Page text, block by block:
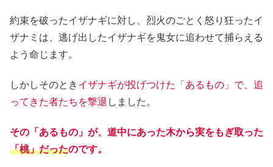
約束を破ったイザナギに対し、烈火のごとく怒り狂ったイ
ザナミは、逃げ出したイザナギを鬼女に追わせて捕らえる
よう命じます。
しかしそのとき イザナギが投げつけた「あるもの」で、追
ってきた者たちを撃退 しました。
その「あるもの」が、道中にあった木から実をもぎ取った
「桃」だったのです。